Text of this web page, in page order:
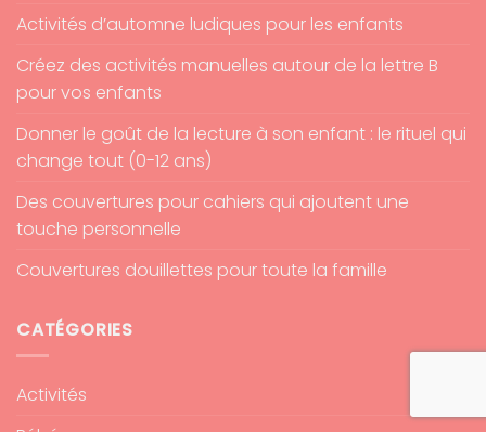
Activités d’automne ludiques pour les enfants
Créez des activités manuelles autour de la lettre B
pour vos enfants
Donner le goût de la lecture à son enfant : le rituel qui
change tout (0-12 ans)
Des couvertures pour cahiers qui ajoutent une
touche personnelle
Couvertures douillettes pour toute la famille
CATÉGORIES
Activités